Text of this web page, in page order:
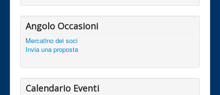
Angolo Occasioni
Mercatino dei soci
Invia una proposta
Calendario Eventi